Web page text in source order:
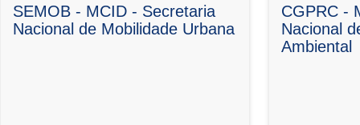
SEMOB - MCID - Secretaria
Nacional de Mobilidade Urbana
CGPRC -
Nacional
Ambiental